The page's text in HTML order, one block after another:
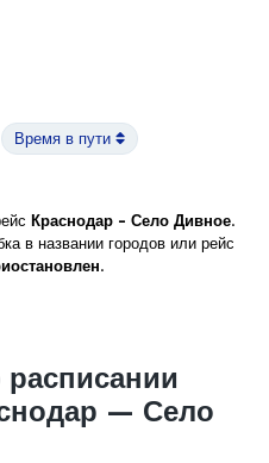
Время в пути
Краснодар - Село Дивное.
в названии городов или рейс
.
— Село